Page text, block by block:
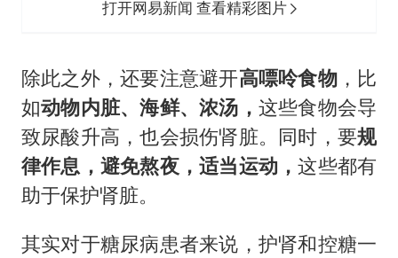
打开网易新闻 查看精彩图片
除此之外，还要注意避开高嘌呤食物，比
如动物内脏、海鲜、浓汤， 这些食物会导
致尿酸升高，也会损伤肾脏。同时，要规
律作息，避免熬夜，适当运动，这些都有
助于保护肾脏。
其实对于糖尿病患者来说，护肾和控糖一